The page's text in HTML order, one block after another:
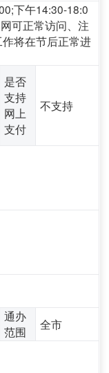
下午14:30-18:0
可正常访问、注
将在节后正常进
是否
支持
网上
支付
不支持
通办
范围
全市